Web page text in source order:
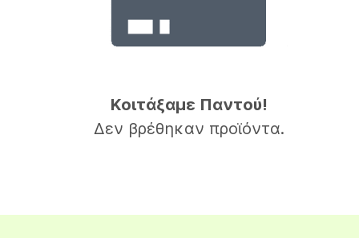
Κοιτάξαμε Παντού!
Δεν βρέθηκαν προϊόντα.